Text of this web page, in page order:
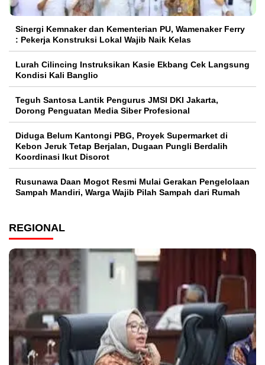
Sinergi Kemnaker dan Kementerian PU, Wamenaker Ferry
: Pekerja Konstruksi Lokal Wajib Naik Kelas
Lurah Cilincing Instruksikan Kasie Ekbang Cek Langsung
Kondisi Kali Banglio
Teguh Santosa Lantik Pengurus JMSI DKI Jakarta,
Dorong Penguatan Media Siber Profesional
Diduga Belum Kantongi PBG, Proyek Supermarket di
Kebon Jeruk Tetap Berjalan, Dugaan Pungli Berdalih
Koordinasi Ikut Disorot
Rusunawa Daan Mogot Resmi Mulai Gerakan Pengelolaan
Sampah Mandiri, Warga Wajib Pilah Sampah dari Rumah
REGIONAL